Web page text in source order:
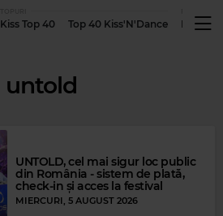
Kiss Top 40 Top 40 Kiss'N'Dance
untold
UNTOLD, cel mai sigur loc public
din România - sistem de plată,
check-in și acces la festival
MIERCURI, 5 AUGUST 2026